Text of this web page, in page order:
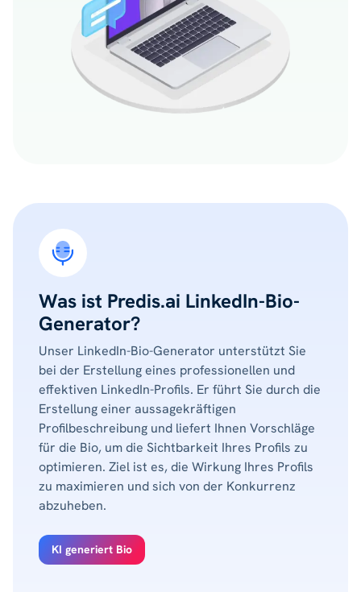
Was ist Predis.ai LinkedIn-Bio-
Generator?
Unser LinkedIn-Bio-Generator unterstützt Sie
bei der Erstellung eines professionellen und
effektiven LinkedIn-Profils. Er führt Sie durch die
Erstellung einer aussagekräftigen
Profilbeschreibung und liefert Ihnen Vorschläge
für die Bio, um die Sichtbarkeit Ihres Profils zu
optimieren. Ziel ist es, die Wirkung Ihres Profils
zu maximieren und sich von der Konkurrenz
abzuheben.
KI generiert Bio